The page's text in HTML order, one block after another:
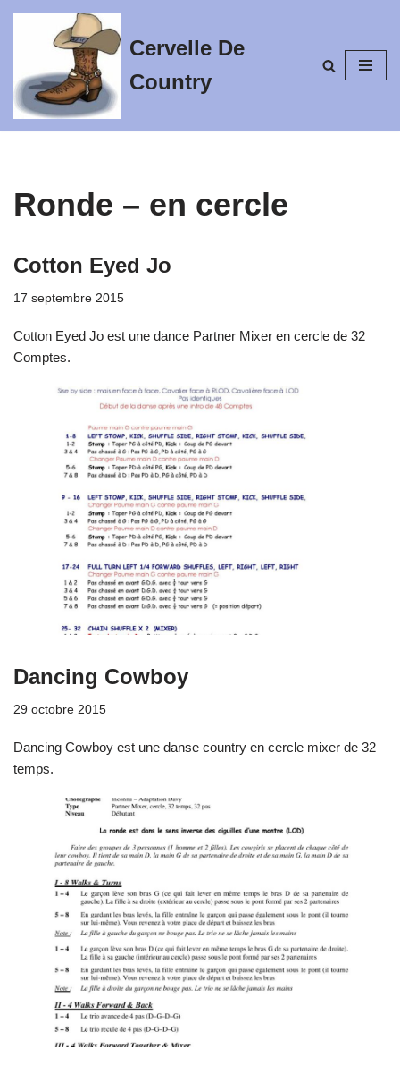
contenu
Cervelle De
Country
Ronde – en cercle
Cotton Eyed Jo
17 septembre 2015
Cotton Eyed Jo est une dance Partner Mixer en cercle de 32
Comptes.
Dancing Cowboy
29 octobre 2015
Dancing Cowboy est une danse country en cercle mixer de 32
temps.